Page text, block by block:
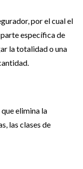
por el cual el
específica de
la totalidad o una
elimina la
las clases de